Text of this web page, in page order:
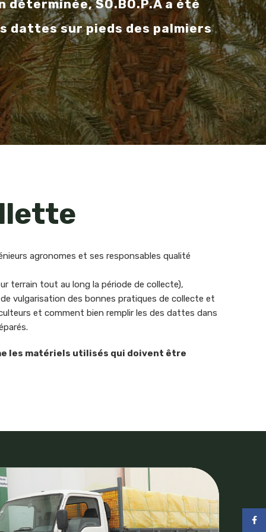
SO.BO.P.A a été
dattes sur pieds des palmiers
agronomes et ses responsables qualité
terrain tout au long la période de collecte),
de vulgarisation des bonnes pratiques de collecte et
et comment bien remplir les des dattes dans
les matériels utilisés qui doivent être